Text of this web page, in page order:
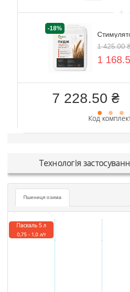
+
-18%
1 425.00
1
Код
7 228.50 ₴
Технологія
Пшениця озима
Паскаль 5 л
0,75 - 1,0 л/т